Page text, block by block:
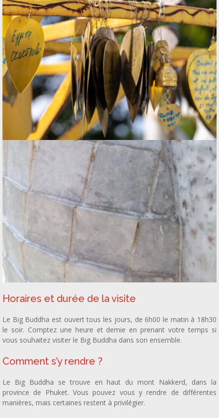
Horaires et durée de la visite
Le Big Buddha est ouvert tous les jours, de 6h00 le matin à 18h30
le soir. Comptez une heure et demie en prenant votre temps si
vous souhaitez visiter le Big Buddha dans son ensemble.
Comment s’y rendre ?
Le Big Buddha se trouve en haut du mont Nakkerd, dans la
province de Phuket. Vous pouvez vous y rendre de différentes
manières, mais certaines restent à privilégier.